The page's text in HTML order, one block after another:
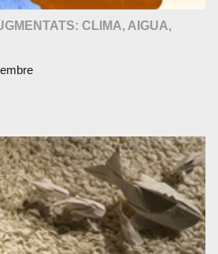
CLIMA, AIGUA,